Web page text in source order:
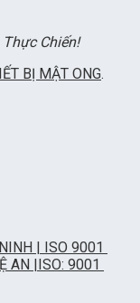
Chiến!
BỊ MẬT ONG.
| ISO 9001
AN |ISO: 9001